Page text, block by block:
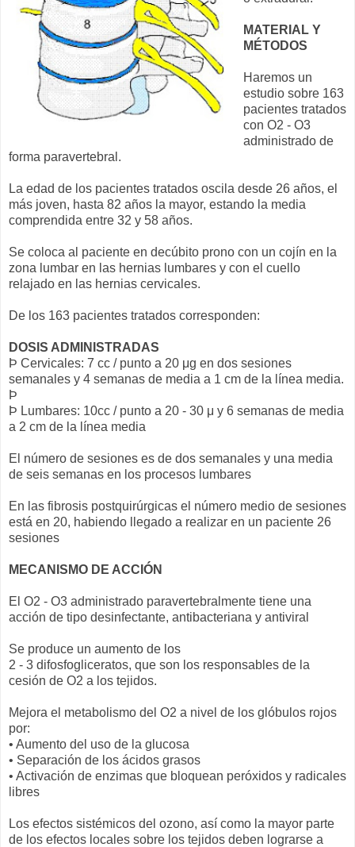
MATERIAL Y
MÉTODOS
Haremos un
estudio sobre 163
pacientes tratados
con O2 - O3
administrado de
forma paravertebral.
La edad de los pacientes tratados oscila desde 26 años, el
más joven, hasta 82 años la mayor, estando la media
comprendida entre 32 y 58 años.
Se coloca al paciente en decúbito prono con un cojín en la
zona lumbar en las hernias lumbares y con el cuello
relajado en las hernias cervicales.
De los 163 pacientes tratados corresponden:
DOSIS ADMINISTRADAS
Þ Cervicales: 7 cc / punto a 20 μg en dos sesiones
semanales y 4 semanas de media a 1 cm de la línea media.
Þ
Þ Lumbares: 10cc / punto a 20 - 30 μ y 6 semanas de media
a 2 cm de la línea media
El número de sesiones es de dos semanales y una media
de seis semanas en los procesos lumbares
En las fibrosis postquirúrgicas el número medio de sesiones
está en 20, habiendo llegado a realizar en un paciente 26
sesiones
MECANISMO DE ACCIÓN
El O2 - O3 administrado paravertebralmente tiene una
acción de tipo desinfectante, antibacteriana y antiviral
Se produce un aumento de los
2 - 3 difosfogliceratos, que son los responsables de la
cesión de O2 a los tejidos.
Mejora el metabolismo del O2 a nivel de los glóbulos rojos
por:
• Aumento del uso de la glucosa
• Separación de los ácidos grasos
• Activación de enzimas que bloquean peróxidos y radicales
libres
Los efectos sistémicos del ozono, así como la mayor parte
de los efectos locales sobre los tejidos deben lograrse a